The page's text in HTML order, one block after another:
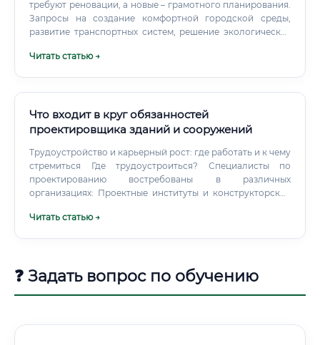
требуют реновации, а новые – грамотного планирования.
Запросы на создание комфортной городской среды,
развитие транспортных систем, решение экологических
Это обеспечивает стабильно высокий спрос на
Читать статью →
Что входит в круг обязанностей
проектировщика зданий и сооружений
Трудоустройство и карьерный рост: где работать и к чему
стремиться Где трудоустроиться? Специалисты по
проектированию востребованы в различных
организациях: Проектные институты и конструкторские
разработкой комплексных проектов для крупных
Читать статью →
❓ Задать вопрос по обучению